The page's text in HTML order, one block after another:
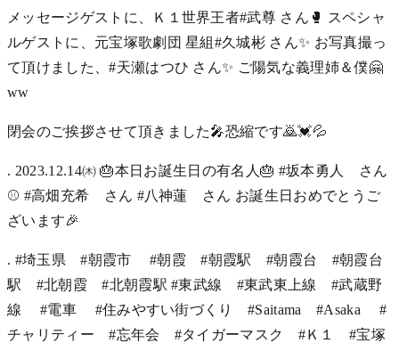
メッセージゲストに、Ｋ１世界王者#武尊 さん🥊 スペシャ
ルゲストに、元宝塚歌劇団 星組#久城彬 さん✨ お写真撮っ
て頂けました、#天瀬はつひ さん✨ ご陽気な義理姉＆僕🤗
ww
閉会のご挨拶させて頂きました🎤恐縮です🙇💓💦
. 2023.12.14㈭ 🎂本日お誕生日の有名人🎂 #坂本勇人 さん
⚾ #高畑充希 さん #八神蓮 さん お誕生日おめでとうご
ざいます🎉
. #埼玉県 #朝霞市 #朝霞 #朝霞駅 #朝霞台 #朝霞台
駅 #北朝霞 #北朝霞駅 #東武線 #東武東上線 #武蔵野
線 #電車 #住みやすい街づくり #Saitama #Asaka #
チャリティー #忘年会 #タイガーマスク #Ｋ１ #宝塚